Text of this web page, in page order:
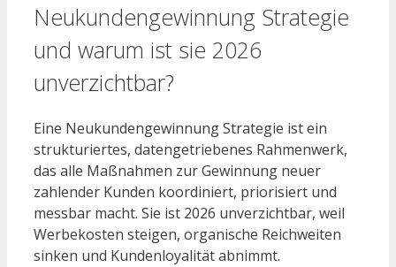
Neukundengewinnung Strategie
und warum ist sie 2026
unverzichtbar?
Eine Neukundengewinnung Strategie ist ein
strukturiertes, datengetriebenes Rahmenwerk,
das alle Maßnahmen zur Gewinnung neuer
zahlender Kunden koordiniert, priorisiert und
messbar macht. Sie ist 2026 unverzichtbar, weil
Werbekosten steigen, organische Reichweiten
sinken und Kundenloyalität abnimmt.